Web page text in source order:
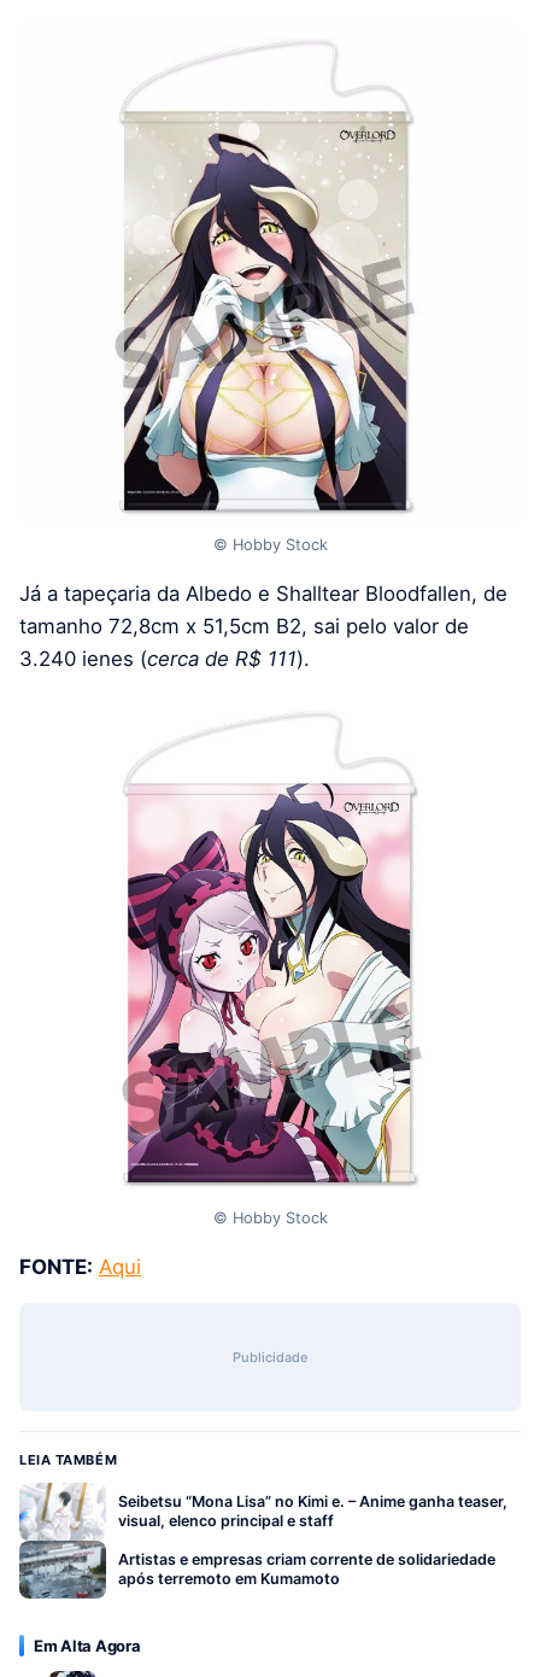
© Hobby Stock
Já a tapeçaria da Albedo e Shalltear Bloodfallen, de
tamanho 72,8cm x 51,5cm B2, sai pelo valor de
3.240 ienes (cerca de R$ 111).
© Hobby Stock
FONTE: Aqui
Publicidade
LEIA TAMBÉM
Seibetsu “Mona Lisa” no Kimi e. – Anime ganha teaser,
visual, elenco principal e staff
Artistas e empresas criam corrente de solidariedade
após terremoto em Kumamoto
Em Alta Agora